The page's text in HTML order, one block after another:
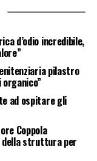
d’odio incredibile,
pilastro
ad ospitare gli
Coppola
struttura per